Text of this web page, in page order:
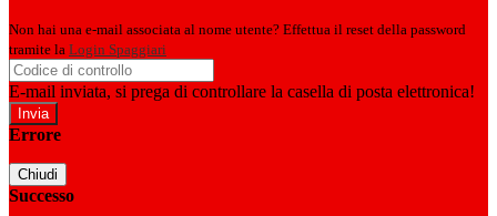
Non hai una e-mail associata al nome utente? Effettua il reset della password
tramite la Login Spaggiari
E-mail inviata, si prega di controllare la casella di posta elettronica!
Errore
Chiudi
Successo